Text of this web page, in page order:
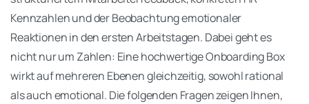
Kennzahlen und der Beobachtung emotionaler
Reaktionen in den ersten Arbeitstagen. Dabei geht es
nicht nur um Zahlen: Eine hochwertige Onboarding Box
wirkt auf mehreren Ebenen gleichzeitig, sowohl rational
als auch emotional. Die folgenden Fragen zeigen Ihnen,